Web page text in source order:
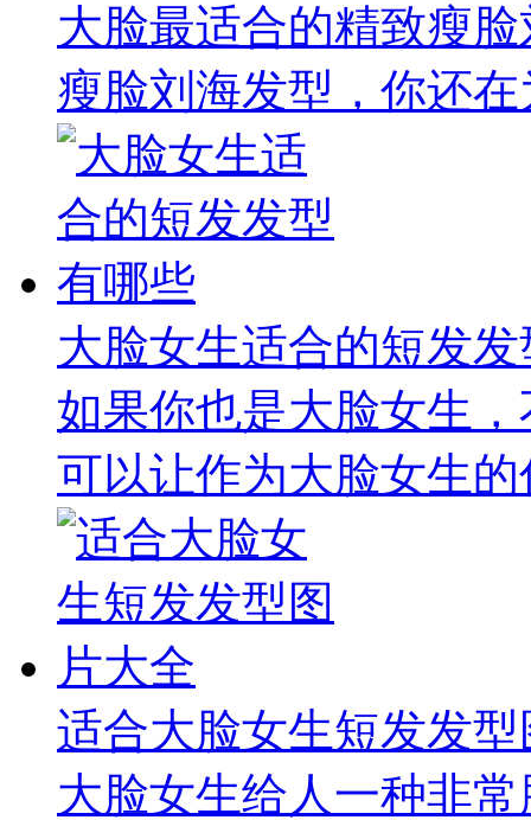
大脸最适合的精致瘦
瘦脸刘海发型，你还
大脸女生适合的短发
如果你也是大脸女生
可以让作为大脸女生
适合大脸女生短发发
大脸女生给人一种非